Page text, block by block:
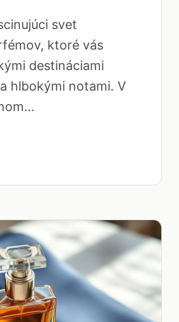
svet
ktoré vás
destináciami
hlbokými notami. V